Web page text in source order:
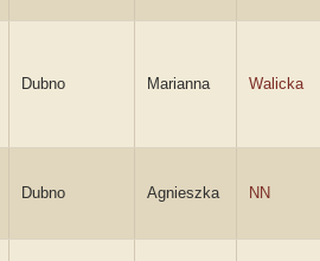
Dubno Marianna Walicka
Dubno Agnieszka NN